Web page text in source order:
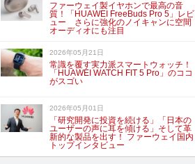
ファーウェイ製イヤホンで最高の音
質！「HUAWEI FreeBuds Pro 5」レビ
ュー さらに強化のノイキャンに空間
オーディオにも注目
2026年05月21日
常識を覆す実力派スマートウォッチ！
「HUAWEI WATCH FIT 5 Pro」のココ
がスゴい
2026年05月01日
「研究開発に投資を続ける」「日本の
ユーザーの声に耳を傾ける」そして革
新的な製品を出す！ ファーウェイ国内
トップインタビュー